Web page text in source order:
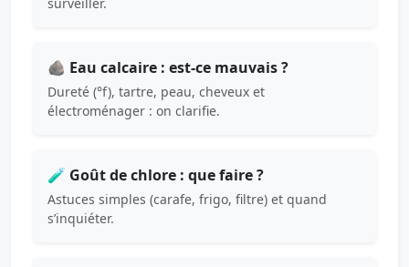
surveiller.
🪨 Eau calcaire : est-ce mauvais ?
Dureté (°f), tartre, peau, cheveux et
électroménager : on clarifie.
🧪 Goût de chlore : que faire ?
Astuces simples (carafe, frigo, filtre) et quand
s’inquiéter.